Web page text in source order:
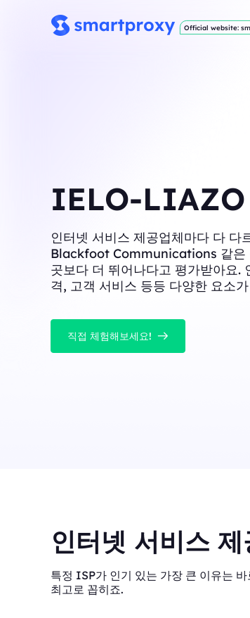
Official website:
IELO-LIAZO
인터넷 서비스 제공업체마다 다 다
Blackfoot Communications 같은
곳보다 더 뛰어나다고 평가받아요.
격, 고객 서비스 등등 다양한 요소
직접 체험해보세요!
인터넷 서비스
특정 ISP가 인기 있는 가장 큰 이유는
최고로 꼽히죠.